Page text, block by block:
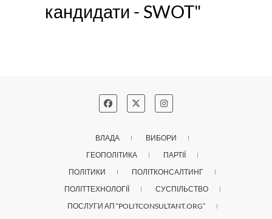
кандидати - SWOT"
ВЛАДА
ВИБОРИ
ГЕОПОЛІТИКА
ПАРТІЇ
ПОЛІТИКИ
ПОЛІТКОНСАЛТИНГ
ПОЛІТТЕХНОЛОГІЇ
СУСПІЛЬСТВО
ПОСЛУГИ АП “POLITCONSULTANT.ORG”